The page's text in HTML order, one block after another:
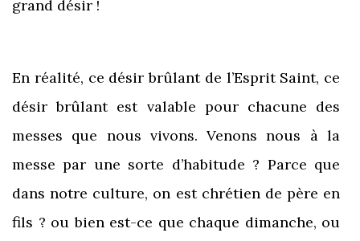
grand désir !
En réalité, ce désir brûlant de l’Esprit Saint, ce
désir brûlant est valable pour chacune des
messes que nous vivons. Venons nous à la
messe par une sorte d’habitude ? Parce que
dans notre culture, on est chrétien de père en
fils ? ou bien est-ce que chaque dimanche, ou